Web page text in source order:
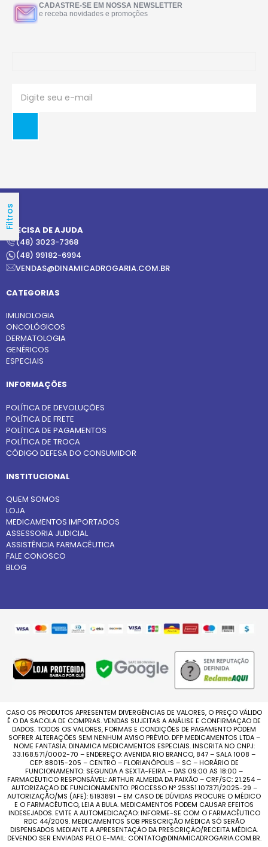
Filtros
CADASTRE-SE EM NOSSA NEWSLETTER
e receba novidades e promoções
PRECISA DE AJUDA
(48) 3023-7368
(48) 99182-6994
VENDAS@DINAMICADROGARIA.COM.BR
CATEGORIAS
IMUNOLOGIA
ONCOLÓGICOS
DERMATOLOGIA
GENÉRICOS
ESPECIAIS
INFORMAÇÕES
POLÍTICA DE DEVOLUÇÕES
POLÍTICA DE FRETE
POLÍTICA DE PAGAMENTOS
POLÍTICA DE TROCA
CÓDIGO DEFESA DO CONSUMIDOR
INSTITUCIONAL
QUEM SOMOS
LOJA
MEDICAMENTOS IMPORTADOS
ASSESSORIA JUDICIAL
ASSISTÊNCIA FARMACÊUTICA
FALE CONOSCO
BLOG
CASO OS PRODUTOS APRESENTEM DIVERGÊNCIAS DE VALORES, O PREÇO VÁLIDO
É O DA SACOLA DE COMPRAS. VENDAS SUJEITAS A ANÁLISE E CONFIRMAÇÃO DE
DADOS. TODOS OS VALORES, FORMAS E CONDIÇÕES DE PAGAMENTO PODEM
SOFRER ALTERAÇÕES SEM NENHUM AVISO PRÉVIO. DFP MEDICAMENTOS LTDA –
NOME FANTASIA: DINAMICA MEDICAMENTOS ESPECIAIS. INSCRITA NO CNPJ:
33.168.571/0002-70 – ENDEREÇO: AVENIDA RIO BRANCO, 847 – SALA 1008 –
CEP: 88015-205 – CENTRO – FLORIANÓPOLIS – SC – HORÁRIO DE
FUNCIONAMENTO: SEGUNDA A SEXTA-FEIRA – DAS 09:00 AS 18:00 –
FARMACÊUTICO RESPONSÁVEL: ARTHUR ALMEIDA DA PAIXÃO – CRF/SC: 21.254 –
AUTORIZAÇÃO DE FUNCIONAMENTO: PROCESSO Nº 25351.107371/2025-29 –
AUTORIZAÇÃO/MS (AFE): 5193891 – EM CASO DE DÚVIDAS PROCURE O MÉDICO
E O FARMACÊUTICO, LEIA A BULA. MEDICAMENTOS PODEM CAUSAR EFEITOS
INDESEJADOS. EVITE A AUTOMEDICAÇÃO: INFORME-SE COM O FARMACÊUTICO
RDC 44/2009. MEDICAMENTOS SOB PRESCRIÇÃO MÉDICA SÓ SERÃO
DISPENSADOS MEDIANTE A APRESENTAÇÃO DA PRESCRIÇÃO/RECEITA MÉDICA.
DEVENDO SER ENVIADAS PELO E-MAIL: CONTATO@DINAMICADROGARIA.COM.BR.